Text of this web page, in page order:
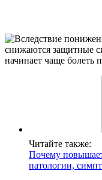
Читайте также:
Почему
патологии,